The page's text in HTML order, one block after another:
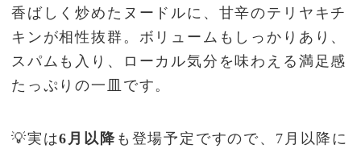
香ばしく炒めたヌードルに、甘辛のテリヤキチ
キンが相性抜群。ボリュームもしっかりあり、
スパムも入り、ローカル気分を味わえる満足感
たっぷりの一皿です。
💡実は6月以降 も登場予定ですので、7月以降に